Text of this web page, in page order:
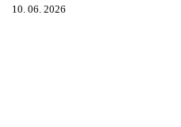
10. 06. 2026